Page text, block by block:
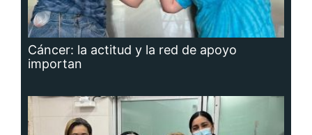
Cáncer: la actitud y la red de apoyo
importan